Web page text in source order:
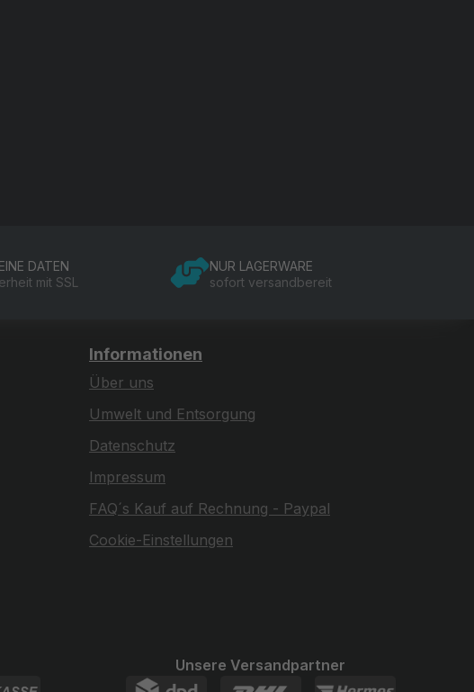
DATEN
mit SSL
NUR LAGERWARE
sofort versandbereit
Informationen
Über uns
Umwelt und Entsorgung
Datenschutz
Impressum
FAQ´s Kauf auf Rechnung - Paypal
Cookie-Einstellungen
Unsere Versandpartner